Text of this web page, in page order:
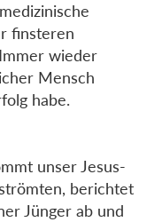
finsteren
wieder
Mensch
habe.
unser Jesus-
berichtet
Jünger ab und